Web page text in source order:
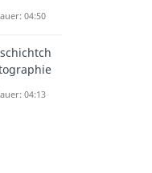
04:50
04:13